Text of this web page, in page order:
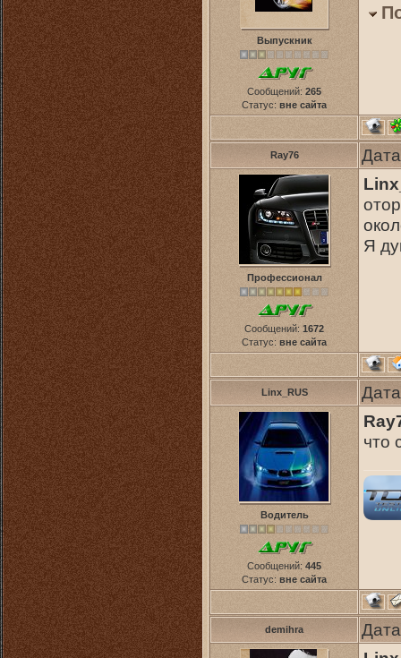
Выпускник
Сообщений: 265
Статус: вне сайта
Ray76
Профессионал
Сообщений: 1672
Статус: вне сайта
Я
Linx_RUS
Водитель
Сообщений: 445
Статус: вне сайта
что
demihra